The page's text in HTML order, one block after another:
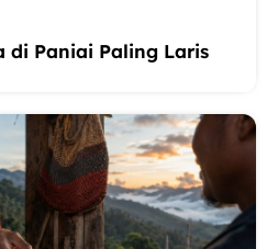
di Paniai Paling Laris